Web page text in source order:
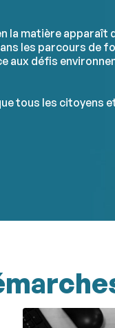
la matière apparaît
les parcours de
aux défis
tous les citoyens